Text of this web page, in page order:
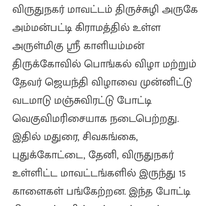
விருதுநகர் மாவட்டம் திருச்சுழி அருகே
அம்மன்பட்டி கிராமத்தில் உள்ள
அருள்மிகு ஸ்ரீ காளியம்மன்
திருக்கோவில் பொங்கல் விழா மற்றும்
தேவர் ஜெயந்தி விழாவை முன்னிட்டு
வடமாடு மஞ்சுவிரட்டு போட்டி
வெகுவிமரிசையாக நடைபெற்றது.
இதில் மதுரை, சிவகங்கை,
புதுக்கோட்டை, தேனி, விருதுநகர்
உள்ளிட்ட மாவட்டங்களில் இருந்து 15
காளைகள் பங்கேற்றன. இந்த போட்டி